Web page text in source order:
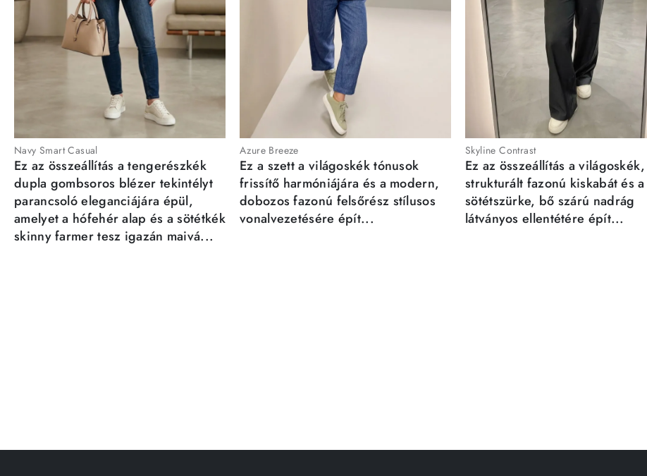
Navy Smart Casual
Ez az összeállítás a tengerészkék
dupla gombsoros blézer tekintélyt
parancsoló eleganciájára épül,
amelyet a hófehér alap és a sötétkék
skinny farmer tesz igazán maivá...
Azure Breeze
Ez a szett a világoskék tónusok
frissítő harmóniájára és a modern,
dobozos fazonú felsőrész stílusos
vonalvezetésére épít...
Skyline Contrast
Ez az összeállítás a világoskék,
strukturált fazonú kiskabát és a
sötétszürke, bő szárú nadrág
látványos ellentétére épít...